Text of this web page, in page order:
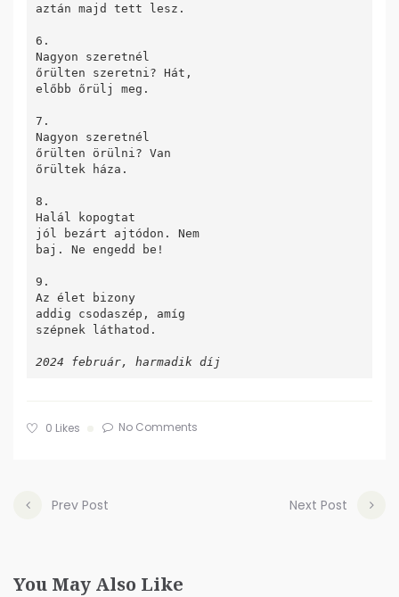
aztán majd tett lesz.
6.
Nagyon szeretnél
őrülten szeretni? Hát,
előbb őrülj meg.
7.
Nagyon szeretnél
őrülten örülni? Van
őrültek háza.
8.
Halál kopogtat
jól bezárt ajtódon. Nem
baj. Ne engedd be!
9.
Az élet bizony
addig csodaszép, amíg
szépnek láthatod.
2024 február, harmadik díj
0 Likes No Comments
Prev Post Next Post
You May Also Like